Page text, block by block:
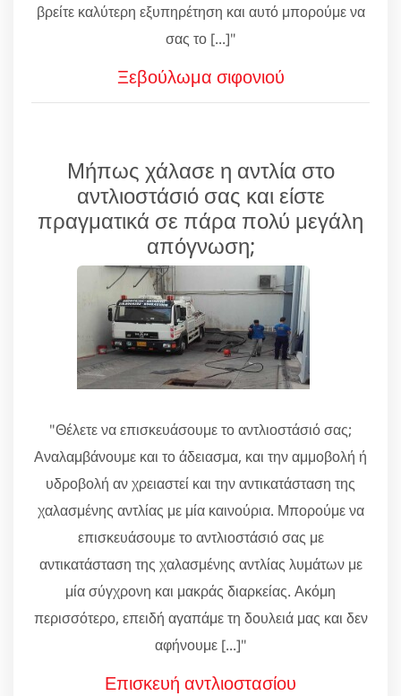
βρείτε καλύτερη εξυπηρέτηση και αυτό μπορούμε να
σας το [...]"
Ξεβούλωμα σιφονιού
Μήπως χάλασε η αντλία στο
αντλιοστάσιό σας και είστε
πραγματικά σε πάρα πολύ μεγάλη
απόγνωση;
"Θέλετε να επισκευάσουμε το αντλιοστάσιό σας;
Αναλαμβάνουμε και το άδειασμα, και την αμμοβολή ή
υδροβολή αν χρειαστεί και την αντικατάσταση της
χαλασμένης αντλίας με μία καινούρια. Μπορούμε να
επισκευάσουμε το αντλιοστάσιό σας με
αντικατάσταση της χαλασμένης αντλίας λυμάτων με
μία σύγχρονη και μακράς διαρκείας. Ακόμη
περισσότερο, επειδή αγαπάμε τη δουλειά μας και δεν
αφήνουμε [...]"
Επισκευή αντλιοστασίου